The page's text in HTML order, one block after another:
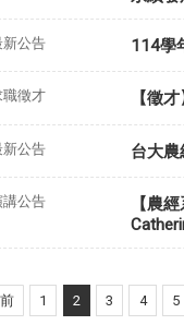
新公告 114學
職徵才 【徵
新公告 台大
講公告
【農
1 2 3 4 5